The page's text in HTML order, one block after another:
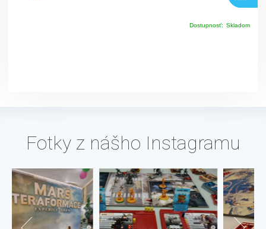
Dostupnosť: Skladom
Fotky z nášho Instagramu